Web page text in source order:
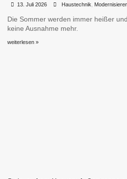
13. Juli 2026 Haustechnik
Die Sommer werden immer heißer
keine Ausnahme mehr.
weiterlesen »